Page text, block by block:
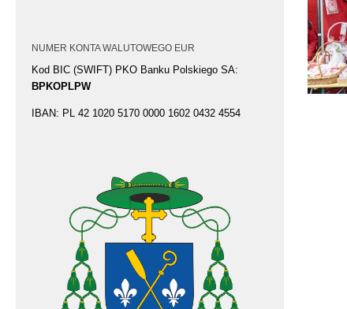
NUMER KONTA WALUTOWEGO EUR
Kod BIC (SWIFT) PKO Banku Polskiego SA:
BPKOPLPW
IBAN: PL 42 1020 5170 0000 1602 0432 4554